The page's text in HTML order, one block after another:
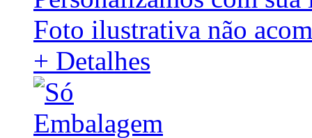
Foto ilustrativa não
+ Detalhes